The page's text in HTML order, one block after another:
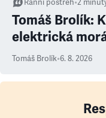
Ranní postřeh•2
Tomáš Brolík:
elektrická
Tomáš Brolík•6. 8. 2026